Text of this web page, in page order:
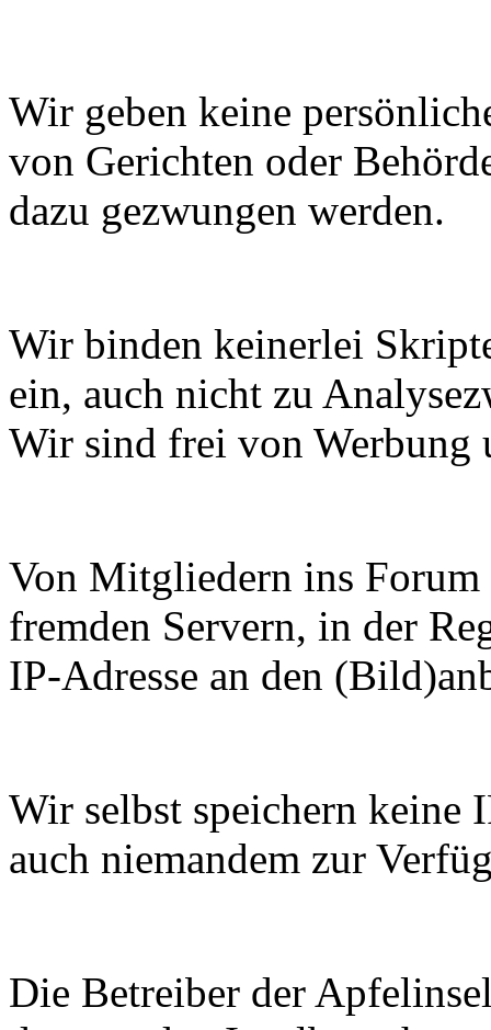
Wir geben keine
von Gerichten oder
dazu gezwungen werden.
Wir binden keinerlei
ein, auch nicht zu
Wir sind frei von Werbung
Von Mitgliedern ins Forum
fremden Servern, in der
IP-Adresse an den
Wir selbst speichern keine
auch niemandem zur
Die Betreiber der